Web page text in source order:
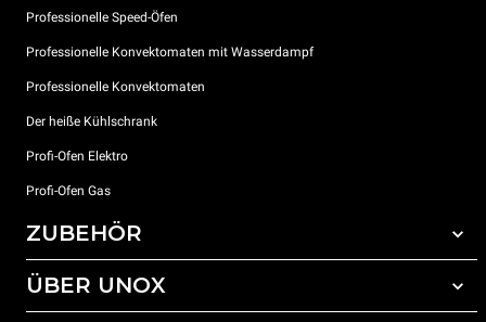
Professionelle Speed-Öfen
Professionelle Konvektomaten mit Wasserdampf
Professionelle Konvektomaten
Der heiße Kühlschrank
Profi-Ofen Elektro
Profi-Ofen Gas
ZUBEHÖR
Gesamtes Zubehör
ÜBER UNOX